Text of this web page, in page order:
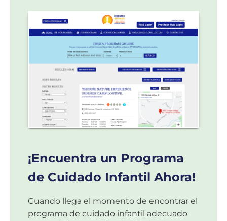
¡Encuentra un Programa
de Cuidado Infantil Ahora!
Cuando llega el momento de encontrar el
programa de cuidado infantil adecuado